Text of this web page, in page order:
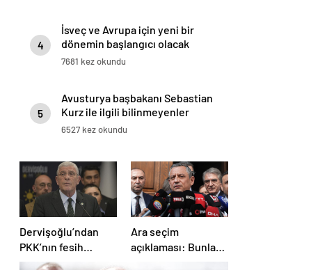
4
İsveç ve Avrupa için yeni bir
dönemin başlangıcı olacak
kararlar.
7681 kez okundu
5
Avusturya başbakanı Sebastian
Kurz ile ilgili bilinmeyenler
6527 kez okundu
Dervişoğlu’ndan
PKK’nın fesih
kararına ilişkin
Ara seçim
açıklaması: Bunlar